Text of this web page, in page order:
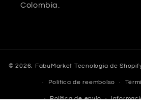
Colombia.
© 2026, FabuMarket Tecnología de
Política de reembolso
Política de envío